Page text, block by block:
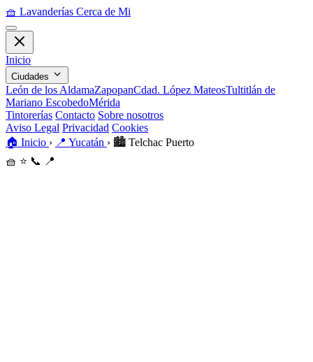
🧺 Lavanderías Cerca de Mi
Inicio
Ciudades
León de los AldamaZapopanCdad. López MateosTultitlán de
Mariano EscobedoMérida
Tintorerías Contacto Sobre nosotros
Aviso Legal Privacidad Cookies
🏠 Inicio › 📍 Yucatán › 🏙️ Telchac Puerto
🧺 ⭐ 📞 📍